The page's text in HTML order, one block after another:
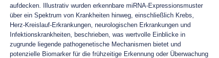
aufdecken. Illustrativ wurden erkennbare miRNA-Expressionsmuster
über ein Spektrum von Krankheiten hinweg, einschließlich Krebs,
Herz-Kreislauf-Erkrankungen, neurologischen Erkrankungen und
Infektionskrankheiten, beschrieben, was wertvolle Einblicke in
zugrunde liegende pathogenetische Mechanismen bietet und
potenzielle Biomarker für die frühzeitige Erkennung oder Überwachung